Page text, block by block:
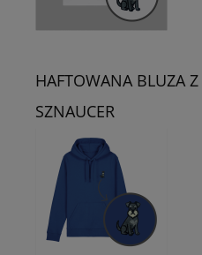
HAFTOWANA BLUZA
SZNAUCER